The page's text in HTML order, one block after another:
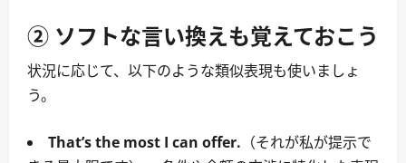
② ソフトな言い換えも覚えておこう
状況に応じて、以下のような類似表現も使いましょ
う。
That’s the most I can offer. （それが私が提示で